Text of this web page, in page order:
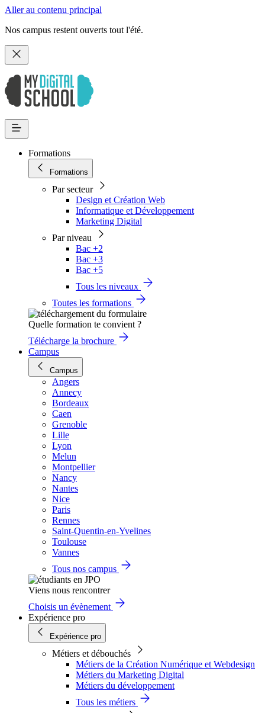
Aller au contenu principal
Nos campus restent ouverts tout l'été.
Formations
Formations
Par secteur
Design et Création Web
Informatique et Développement
Marketing Digital
Par niveau
Bac +2
Bac +3
Bac +5
Tous les niveaux
Toutes les formations
Quelle formation te convient ?
Télécharge la brochure
Campus
Campus
Angers
Annecy
Bordeaux
Caen
Grenoble
Lille
Lyon
Melun
Montpellier
Nancy
Nantes
Nice
Paris
Rennes
Saint-Quentin-en-Yvelines
Toulouse
Vannes
Tous nos campus
Viens nous rencontrer
Choisis un évènement
Expérience pro
Expérience pro
Métiers et débouchés
Métiers de la Création Numérique et Webdesign
Métiers du Marketing Digital
Métiers du développement
Tous les métiers